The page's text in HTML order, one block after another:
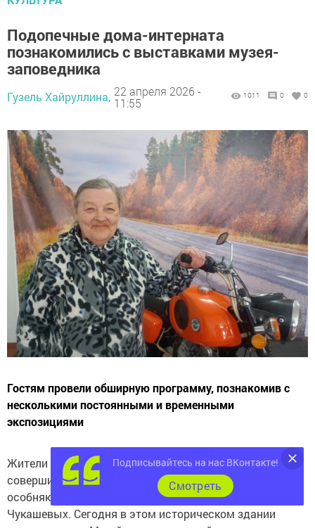
Подопечные дома-интерната
познакомились с выставками музея-
заповедника
Гузель Хайруллина, 22 апреля 2026 -
11:55
1011 0 0
Гостям провели обширную программу, познакомив с
несколькими постоянными и временными
экспозициями
Жители Чистопольского дома-интерната «Юлдаш»
совершили познавательную экскурсию в купеческий
особняк XIX века, некогда принадлежавший семье
Чукашевых. Сегодня в этом историческом здании
Подписывайтесь на нас ВКонтакте!
Cмотреть